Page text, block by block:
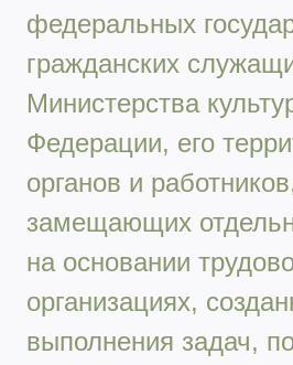
федеральных
гражданских
Министерства
Федерации, его
органов и
замещающих
на основании
организациях,
выполнения задач,